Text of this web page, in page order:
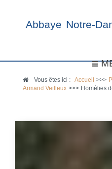
Abbaye Notre-
Vous êtes ici :Accueil >>>
Armand Veilleux >>> Homélies